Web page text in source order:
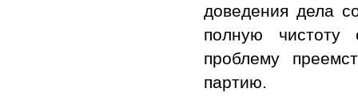
доведения дела
полную чистоту
проблему
партию.